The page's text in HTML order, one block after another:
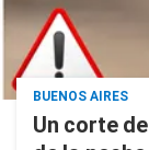
BUENOS AIRES
Un corte